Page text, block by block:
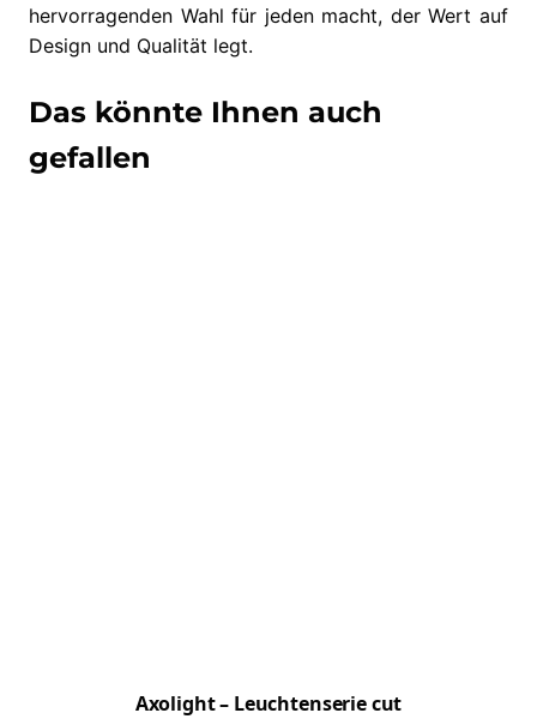
hervorragenden Wahl für jeden macht, der Wert auf
Design und Qualität legt.
Das könnte Ihnen auch
gefallen
Axolight – Leuchtenserie cut